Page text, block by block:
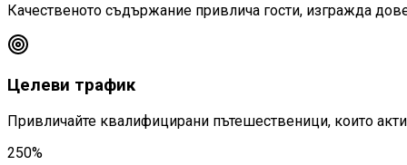
Качественото съдържание привлича гости, изгражда
Целеви трафик
Привличайте квалифицирани пътешественици, които
250%